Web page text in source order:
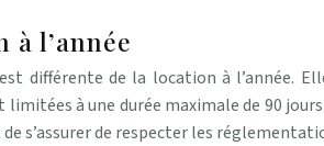
l’année
différente de la location à
à une durée maximale de 90
s’assurer de respecter les